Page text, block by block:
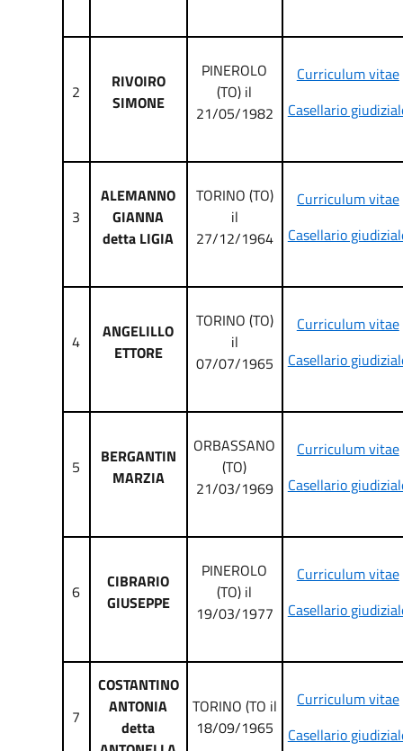
2
RIVOIRO
SIMONE
PINEROLO
(TO) il
21/05/1982
Curriculum vitae
Casellario
3
ALEMANNO
GIANNA
detta LIGIA
TORINO (TO)
il
27/12/1964
Curriculum vitae
Casellario
4
ANGELILLO
ETTORE
TORINO (TO)
il
07/07/1965
Curriculum vitae
Casellario
5
BERGANTIN
MARZIA
ORBASSANO
(TO)
21/03/1969
Curriculum vitae
Casellario
6
CIBRARIO
GIUSEPPE
PINEROLO
(TO) il
19/03/1977
Curriculum vitae
Casellario
7
COSTANTINO
ANTONIA
detta
TORINO (TO il
18/09/1965
Curriculum vitae
Casellario